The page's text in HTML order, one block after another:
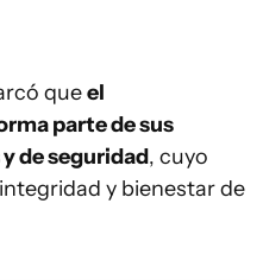
queel
parte de sus
de seguridad, cuyo
y bienestar de